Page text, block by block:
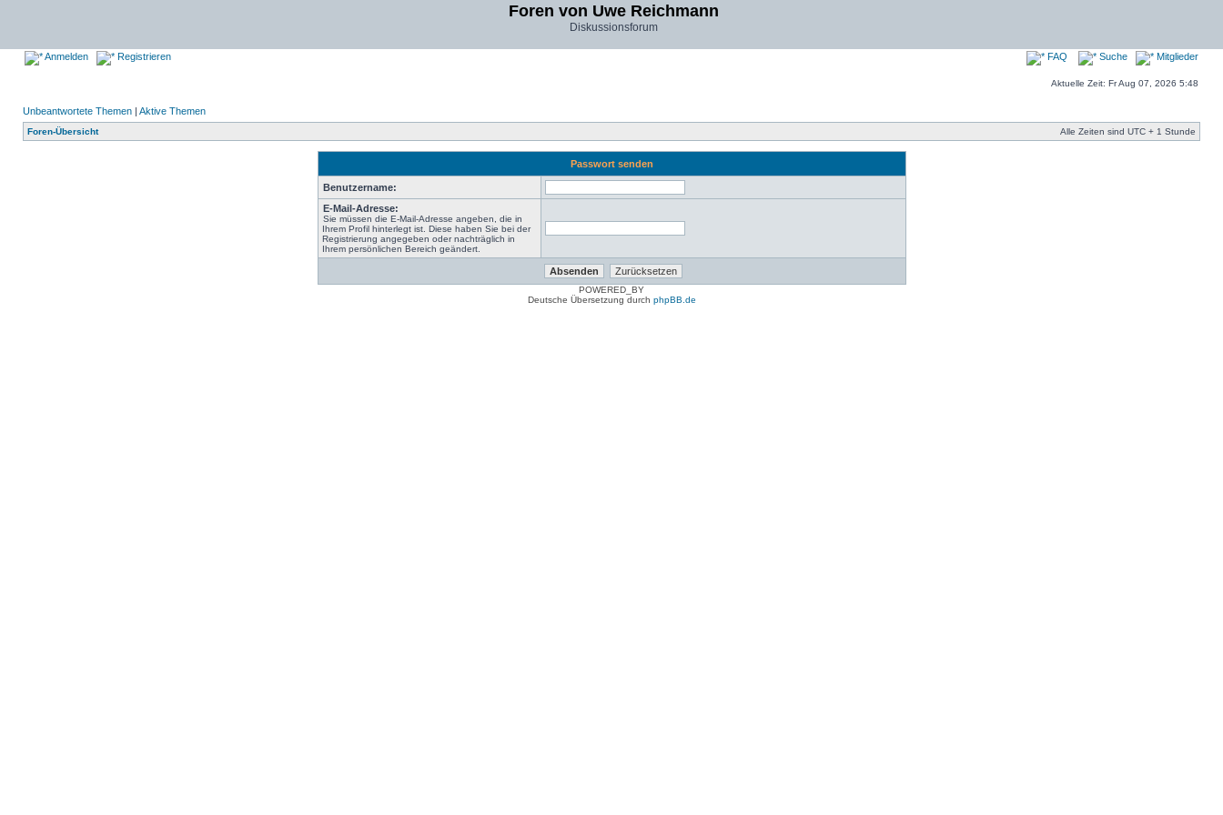
Foren von Uwe Reichmann
Diskussionsforum
Anmelden Registrieren FAQ Suche Mitglieder
Aktuelle Zeit: Fr Aug 07, 2026 5:48
Unbeantwortete Themen | Aktive Themen
Foren-Übersicht Alle Zeiten sind UTC + 1 Stunde
Passwort senden
Benutzername:
E-Mail-Adresse:
Sie müssen die E-Mail-Adresse angeben, die in
Ihrem Profil hinterlegt ist. Diese haben Sie bei der
Registrierung angegeben oder nachträglich in
Ihrem persönlichen Bereich geändert.
POWERED_BY
Deutsche Übersetzung durch phpBB.de